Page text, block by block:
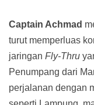
Captain Achmad
turut memperluas
jaringan Fly-Thru
Penumpang dari
perjalanan dengan